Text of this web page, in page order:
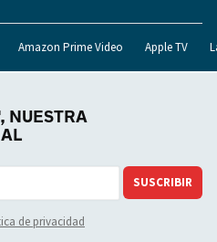
Amazon Prime Video Apple TV
NUESTRA
SUSCRIBIR
de privacidad